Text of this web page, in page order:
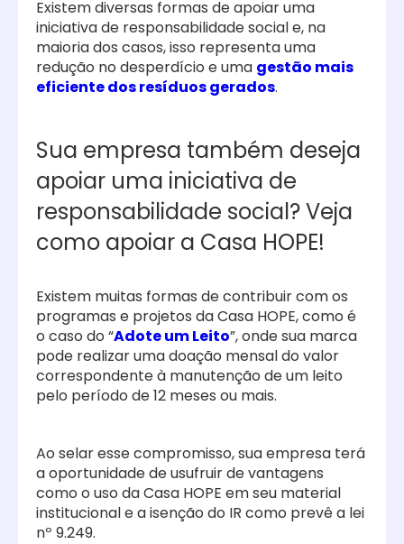
Existem diversas formas de apoiar uma
iniciativa de responsabilidade social e, na
maioria dos casos, isso representa uma
redução no desperdício e uma gestão mais
eficiente dos resíduos gerados.
Sua empresa também deseja
apoiar uma iniciativa de
responsabilidade social? Veja
como apoiar a Casa HOPE!
Existem muitas formas de contribuir com os
programas e projetos da Casa HOPE, como é
o caso do “Adote um Leito”, onde sua marca
pode realizar uma doação mensal do valor
correspondente à manutenção de um leito
pelo período de 12 meses ou mais.
Ao selar esse compromisso, sua empresa terá
a oportunidade de usufruir de vantagens
como o uso da Casa HOPE em seu material
institucional e a isenção do IR como prevê a lei
nº 9.249.